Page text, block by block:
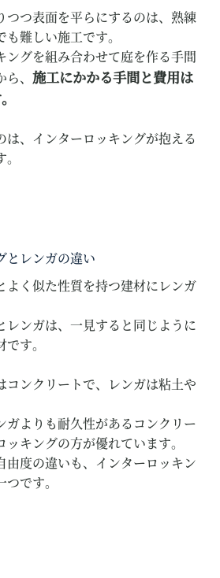
つつ表面を平らにするのは、熟練
難しい施工です。
ングを組み合わせて庭を作る手間
、 施工にかかる手間と費用は
は、インターロッキングが抱える
とレンガの違い
よく似た性質を持つ建材にレンガ
レンガは、一見すると同じように
す。
コンクリートで、レンガは粘土や
ガよりも耐久性があるコンクリー
キングの方が優れています。
由度の違いも、インターロッキン
です。